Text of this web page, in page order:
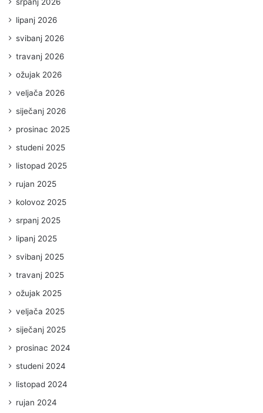
srpanj 2026
lipanj 2026
svibanj 2026
travanj 2026
ožujak 2026
veljača 2026
siječanj 2026
prosinac 2025
studeni 2025
listopad 2025
rujan 2025
kolovoz 2025
srpanj 2025
lipanj 2025
svibanj 2025
travanj 2025
ožujak 2025
veljača 2025
siječanj 2025
prosinac 2024
studeni 2024
listopad 2024
rujan 2024